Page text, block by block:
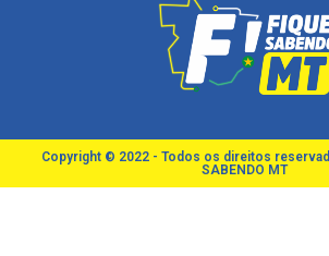
Copyright © 2022 - Todos os direitos
SABENDO MT